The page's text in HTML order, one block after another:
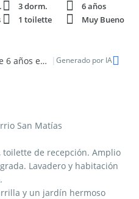
3 dorm.
6 años
1 toilette
Muy Bueno
Amplia casa de 6 ambientes de 6 años en la zona este de San Matias | Generado por IA
San Matías
de recepción. Amplio
Lavadero y habitación
y un jardín hermoso